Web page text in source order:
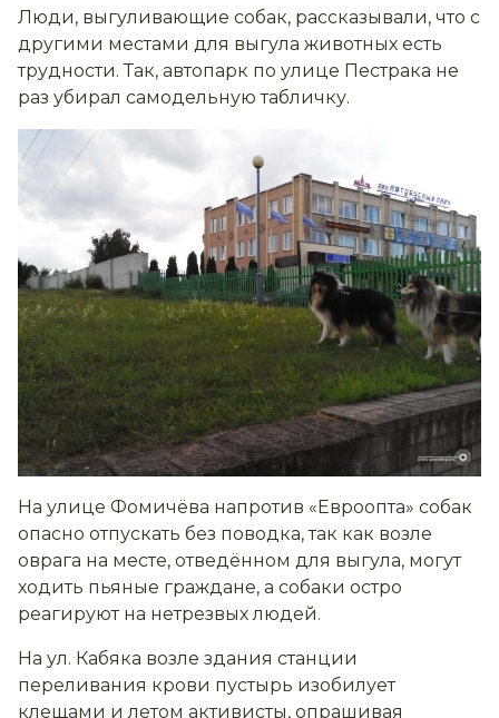
Люди, выгуливающие собак, рассказывали, что с
другими местами для выгула животных есть
трудности. Так, автопарк по улице Пестрака не
раз убирал самодельную табличку.
На улице Фомичёва напротив «Евроопта» собак
опасно отпускать без поводка, так как возле
оврага на месте, отведённом для выгула, могут
ходить пьяные граждане, а собаки остро
реагируют на нетрезвых людей.
На ул. Кабяка возле здания станции
переливания крови пустырь изобилует
клещами и летом активисты, опрашивая